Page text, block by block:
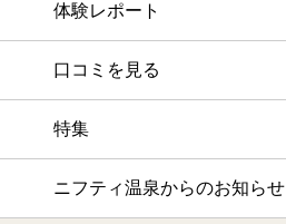
体験レポート
口コミを見る
特集
ニフティ温泉からのお知らせ